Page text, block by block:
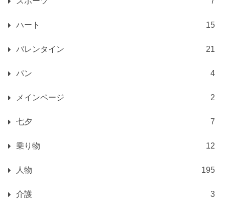
ハート 15
バレンタイン 21
パン 4
メインページ 2
七夕 7
乗り物 12
人物 195
介護 3